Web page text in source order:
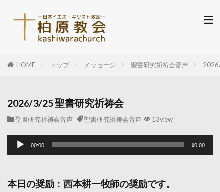
HOME トップ メッセージ 聖書研究祈祷会音声
2026/3/25 聖書研究祈祷会
聖書研究祈祷会音声 聖書研究祈祷会音声 13view
声
レ
00:00 00:00
本日の奨励：西本耕一牧師の奨励です。